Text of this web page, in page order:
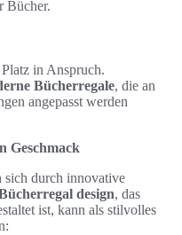
Bücher.
in Anspruch.
Bücherregale, die an
angepasst werden
Geschmack
sich durch innovative
design, das
ist, kann als stilvolles